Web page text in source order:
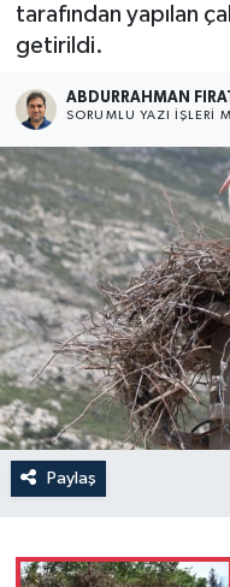
tarafından yapılan
getirildi.
ABDURRAHMAN
SORUMLU YAZI İŞLERI
Paylaş